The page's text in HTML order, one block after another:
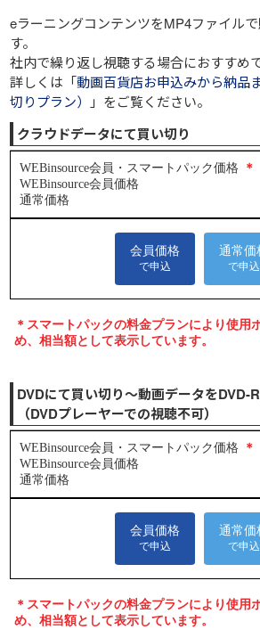
eラーニングコンテンツをMP4ファイル
す。
社内で繰り返し視聴する場合におすすめで
詳しくは「動画百貨店お申込みから納品
切りプラン）
」をご覧ください。
クラウドデータにて買い切り
DVDにて買い切り～動画データをDVD-
（DVDプレーヤーでの視聴不可）